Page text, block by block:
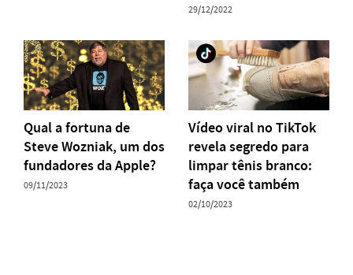
29/12/2022
Qual a fortuna de
Steve Wozniak, um dos
fundadores da Apple?
09/11/2023
Vídeo viral no TikTok
revela segredo para
limpar tênis branco:
faça você também
02/10/2023